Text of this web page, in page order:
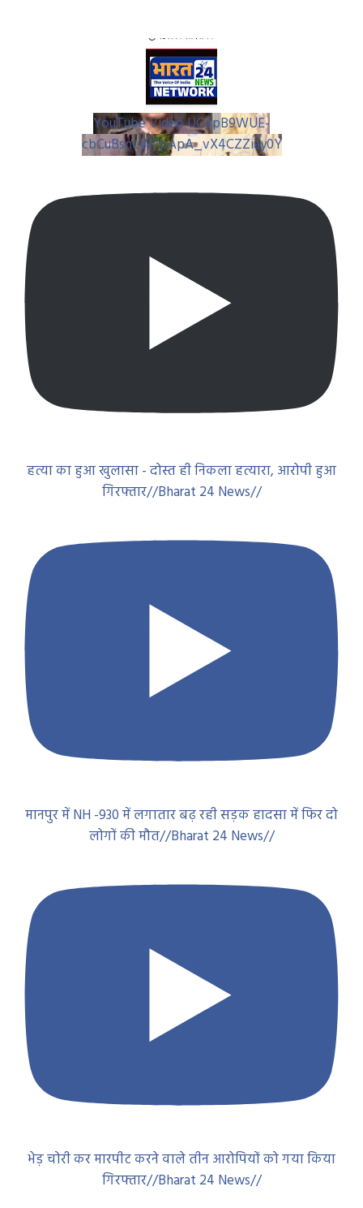
YouTube Video UC4pB9WUE-
cbCuBsnLW7pApA_vX4CZZiay0Y
हत्या का हुआ खुलासा - दोस्त ही निकला हत्यारा, आरोपी हुआ
गिरफ्तार//Bharat 24 News//
मानपुर में NH -930 में लगातार बढ़ रही सड़क हादसा में फिर दो
लोगों की मौत//Bharat 24 News//
भेड़ चोरी कर मारपीट करने वाले तीन आरोपियों को गया किया
गिरफ्तार//Bharat 24 News//